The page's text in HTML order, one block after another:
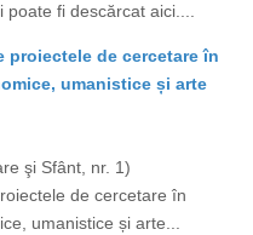
fi descărcat aici....
proiectele de cercetare în
umanistice și arte
şi Sfânt, nr. 1)
de cercetare în
umanistice și arte...